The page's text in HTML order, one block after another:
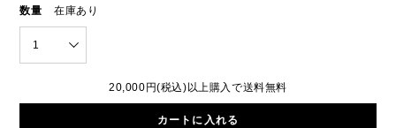
数量 在庫あり
1
20,000円(税込)以上購入で送料無料
カートに入れる